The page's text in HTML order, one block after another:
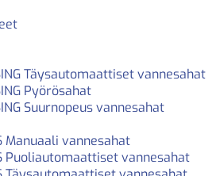
Täysautomaattiset vannesahat
Pyörösahat
Suurnopeus vannesahat
Manuaali vannesahat
Puoliautomaattiset vannesahat